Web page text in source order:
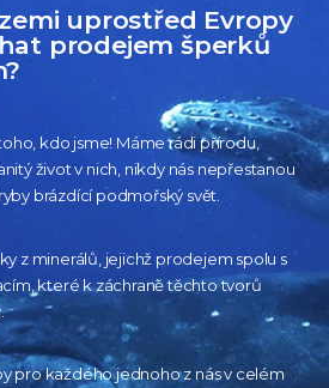
uprostřed Evropy
prodejem šperků
kdo jsme! Máme rádi přírodu,
život v nich, nikdy nás nepřestanou
brázdící podmořský svět.
z minerálů, jejichž prodejem spolu s
které k záchraně těchto tvorů
pro každéhojednoho z nás v celém